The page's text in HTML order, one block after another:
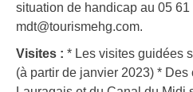
situation de handicap au 05 61
mdt@tourismehg.com.
Visites : * Les visites guidées
(à partir de janvier 2023) *